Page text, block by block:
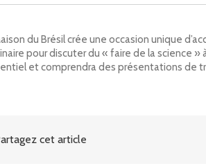
du Brésil crée une occasion unique
pour discuter du « faire de la science
et comprendra des présentations de
cet article